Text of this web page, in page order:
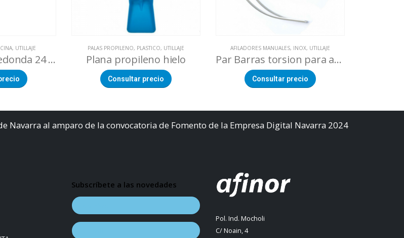
, UTILLAJE
Base quesera redonda 24 cm
PALAS PROPILENO, PLASTICO, UTILLAJE
Plana propileno hielo
Consultar precio
AFILADORES MANUALES, INOX, UTILLAJE
Par Barras torsion para afilador manual SHARP’EASY
Consultar precio
Navarra al amparo de la convocatoria de Fomento de la Empresa Digital Navarra 2024
Subscríbete a las novedades
Pol. Ind. Mocholi
C/ Noain, 4